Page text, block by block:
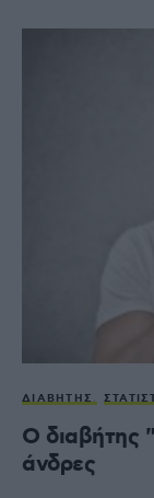
ΔΙΑΒΉΤΗΣ
Ο διαβήτης
άνδρες